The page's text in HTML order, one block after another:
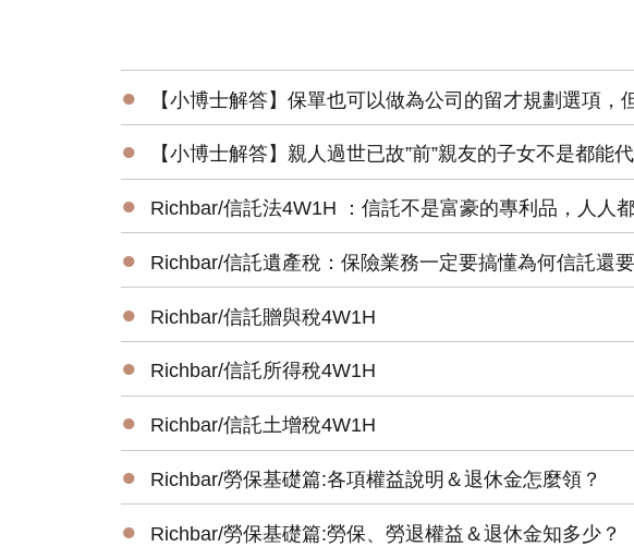
● 【小博士解答】保單也可以做為公司的留才規劃選項，
● 【小博士解答】親人過世已故”前”親友的子女不是都能代
● Richbar/信託法4W1H ：信託不是富豪的專利品，人人
● Richbar/信託遺產稅：保險業務一定要搞懂為何信託還
● Richbar/信託贈與稅4W1H
● Richbar/信託所得稅4W1H
● Richbar/信託土增稅4W1H
● Richbar/勞保基礎篇:各項權益說明＆退休金怎麼領？
● Richbar/勞保基礎篇:勞保、勞退權益＆退休金知多少？